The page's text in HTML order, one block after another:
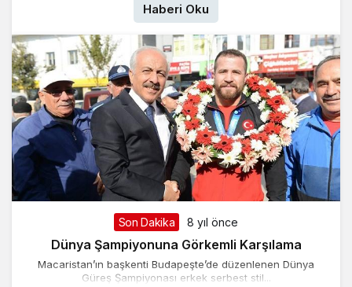
Haberi Oku
Son Dakika 8 yıl önce
Dünya Şampiyonuna Görkemli Karşılama
Macaristan’ın başkenti Budapeşte’de düzenlenen Dünya
Güreş Şampiyonası erkek serbest stil...